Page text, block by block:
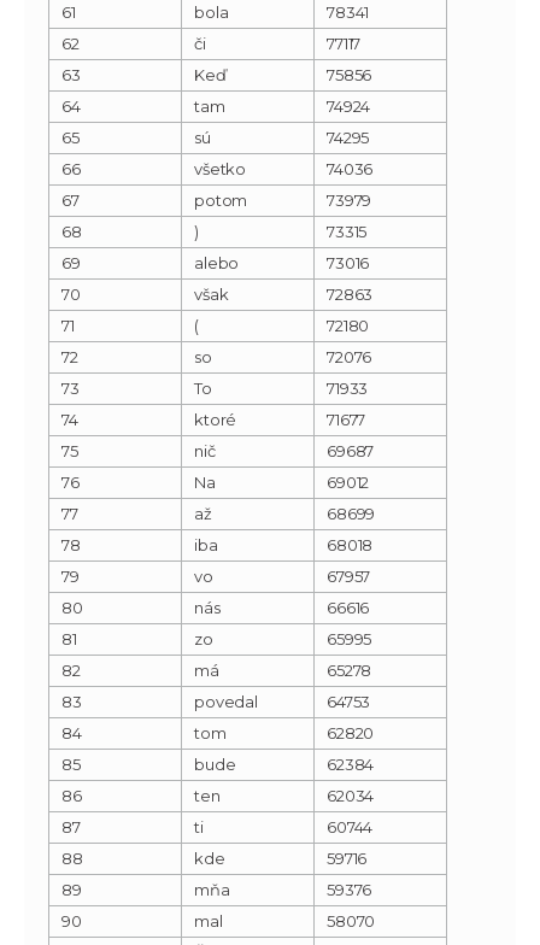
61
bola
78341
62
či
77117
63
Keď
75856
64
tam
74924
65
sú
74295
66
všetko
74036
67
potom
73979
68
)
73315
69
alebo
73016
70
však
72863
71
(
72180
72
so
72076
73
To
71933
74
ktoré
71677
75
nič
69687
76
Na
69012
77
až
68699
78
iba
68018
79
vo
67957
80
nás
66616
81
zo
65995
82
má
65278
83
povedal
64753
84
tom
62820
85
bude
62384
86
ten
62034
87
ti
60744
88
kde
59716
89
mňa
59376
90
mal
58070